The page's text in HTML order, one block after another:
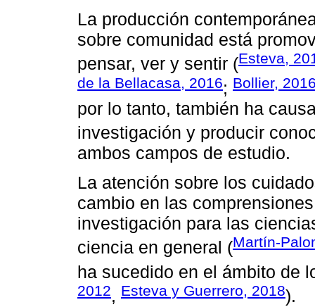
La producción
sobre comunidad está
pensar, ver y sentir (Esteva,
de la Bellacasa, 2016; Bollier,
por lo tanto, también ha
investigación y producir
ambos campos de estudio.
La atención sobre los
cambio en las
investigación para las
ciencia en general (Martín-
ha sucedido en el ámbito de
2012, Esteva y Guerrero, 2018).